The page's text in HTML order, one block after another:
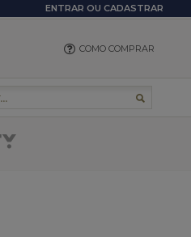
ENTRAR OUCADASTRAR
COMO COMPRAR